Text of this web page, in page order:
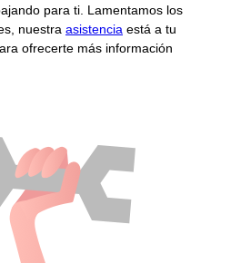
para ti. Lamentamos los
nuestra asistencia está a tu
ofrecerte más información